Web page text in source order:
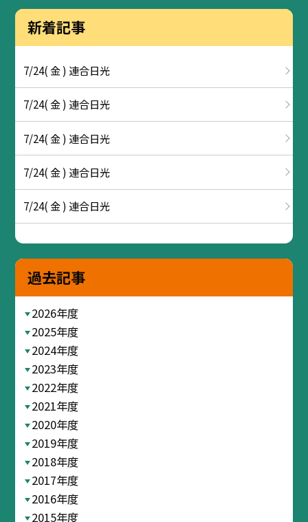
新着記事
7/24( 金 ) 連合日光
7/24( 金 ) 連合日光
7/24( 金 ) 連合日光
7/24( 金 ) 連合日光
7/24( 金 ) 連合日光
過去記事
2026年度
2025年度
2024年度
2023年度
2022年度
2021年度
2020年度
2019年度
2018年度
2017年度
2016年度
2015年度